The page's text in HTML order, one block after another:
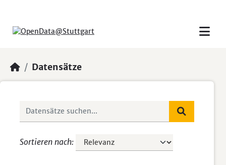
Datensätze
Sortieren nach